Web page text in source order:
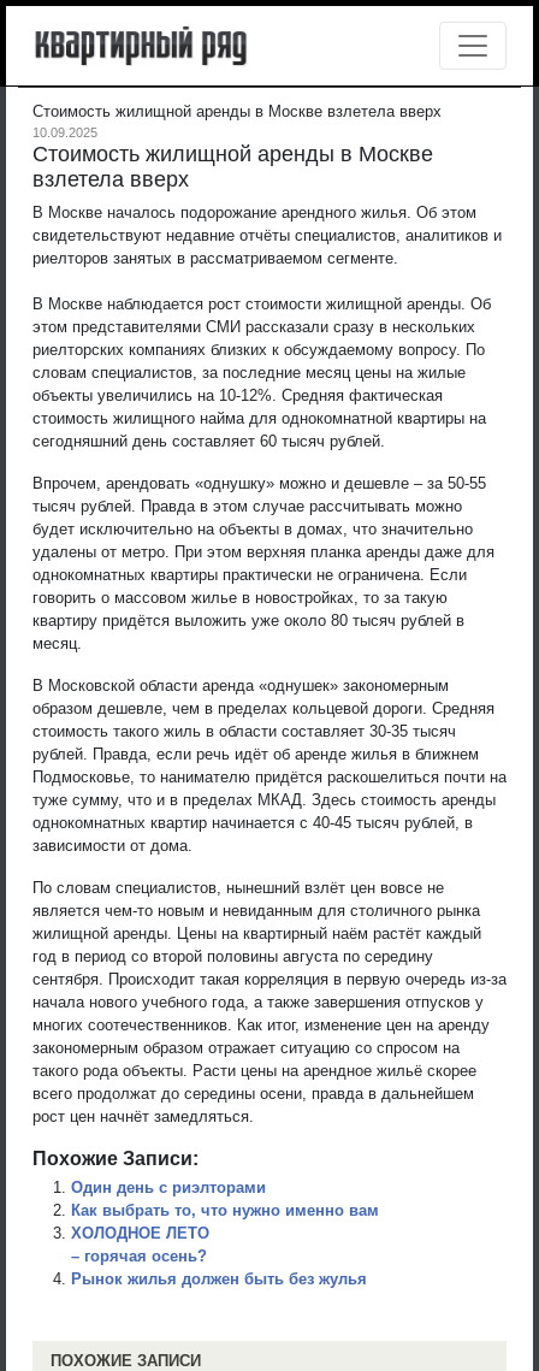
Стоимость жилищной аренды в Москве взлетела вверх
10.09.2025
Стоимость жилищной аренды в Москве
взлетела вверх
В Москве началось подорожание арендного жилья. Об этом
свидетельствуют недавние отчёты специалистов, аналитиков и
риелторов занятых в рассматриваемом сегменте.
В Москве наблюдается рост стоимости жилищной аренды. Об
этом представителями СМИ рассказали сразу в нескольких
риелторских компаниях близких к обсуждаемому вопросу. По
словам специалистов, за последние месяц цены на жилые
объекты увеличились на 10-12%. Средняя фактическая
стоимость жилищного найма для однокомнатной квартиры на
сегодняшний день составляет 60 тысяч рублей.
Впрочем, арендовать «однушку» можно и дешевле – за 50-55
тысяч рублей. Правда в этом случае рассчитывать можно
будет исключительно на объекты в домах, что значительно
удалены от метро. При этом верхняя планка аренды даже для
однокомнатных квартиры практически не ограничена. Если
говорить о массовом жилье в новостройках, то за такую
квартиру придётся выложить уже около 80 тысяч рублей в
месяц.
В Московской области аренда «однушек» закономерным
образом дешевле, чем в пределах кольцевой дороги. Средняя
стоимость такого жиль в области составляет 30-35 тысяч
рублей. Правда, если речь идёт об аренде жилья в ближнем
Подмосковье, то нанимателю придётся раскошелиться почти на
туже сумму, что и в пределах МКАД. Здесь стоимость аренды
однокомнатных квартир начинается с 40-45 тысяч рублей, в
зависимости от дома.
По словам специалистов, нынешний взлёт цен вовсе не
является чем-то новым и невиданным для столичного рынка
жилищной аренды. Цены на квартирный наём растёт каждый
год в период со второй половины августа по середину
сентября. Происходит такая корреляция в первую очередь из-за
начала нового учебного года, а также завершения отпусков у
многих соотечественников. Как итог, изменение цен на аренду
закономерным образом отражает ситуацию со спросом на
такого рода объекты. Расти цены на арендное жильё скорее
всего продолжат до середины осени, правда в дальнейшем
рост цен начнёт замедляться.
Похожие Записи:
Один день с риэлторами
Как выбрать то, что нужно именно вам
ХОЛОДНОЕ ЛЕТО
– горячая осень?
Рынок жилья должен быть без жулья
ПОХОЖИЕ ЗАПИСИ